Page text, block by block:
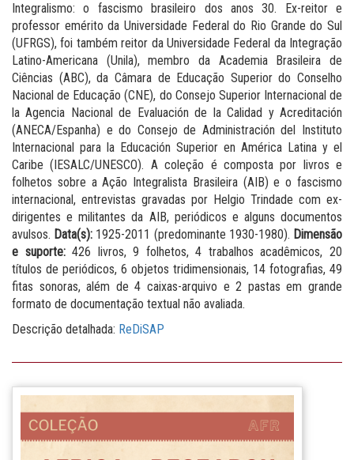
Integralismo: o fascismo brasileiro dos anos 30. Ex-reitor e
professor emérito da Universidade Federal do Rio Grande do Sul
(UFRGS), foi também reitor da Universidade Federal da Integração
Latino-Americana (Unila), membro da Academia Brasileira de
Ciências (ABC), da Câmara de Educação Superior do Conselho
Nacional de Educação (CNE), do Consejo Superior Internacional de
la Agencia Nacional de Evaluación de la Calidad y Acreditación
(ANECA/Espanha) e do Consejo de Administración del Instituto
Internacional para la Educación Superior en América Latina y el
Caribe (IESALC/UNESCO). A coleção é composta por livros e
folhetos sobre a Ação Integralista Brasileira (AIB) e o fascismo
internacional, entrevistas gravadas por Helgio Trindade com ex-
dirigentes e militantes da AIB, periódicos e alguns documentos
avulsos. Data(s): 1925-2011 (predominante 1930-1980). Dimensão
e suporte:426 livros, 9 folhetos, 4 trabalhos acadêmicos, 20
títulos de periódicos, 6 objetos tridimensionais, 14 fotografias, 49
fitas sonoras, além de 4 caixas-arquivo e 2 pastas em grande
formato de documentação textual não avaliada.
Descrição detalhada: ReDiSAP